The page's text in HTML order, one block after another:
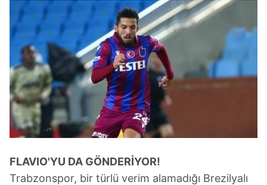
FLAVIO'YU DA GÖNDERİYOR!
Trabzonspor, bir türlü verim alamadığı Brezilyalı